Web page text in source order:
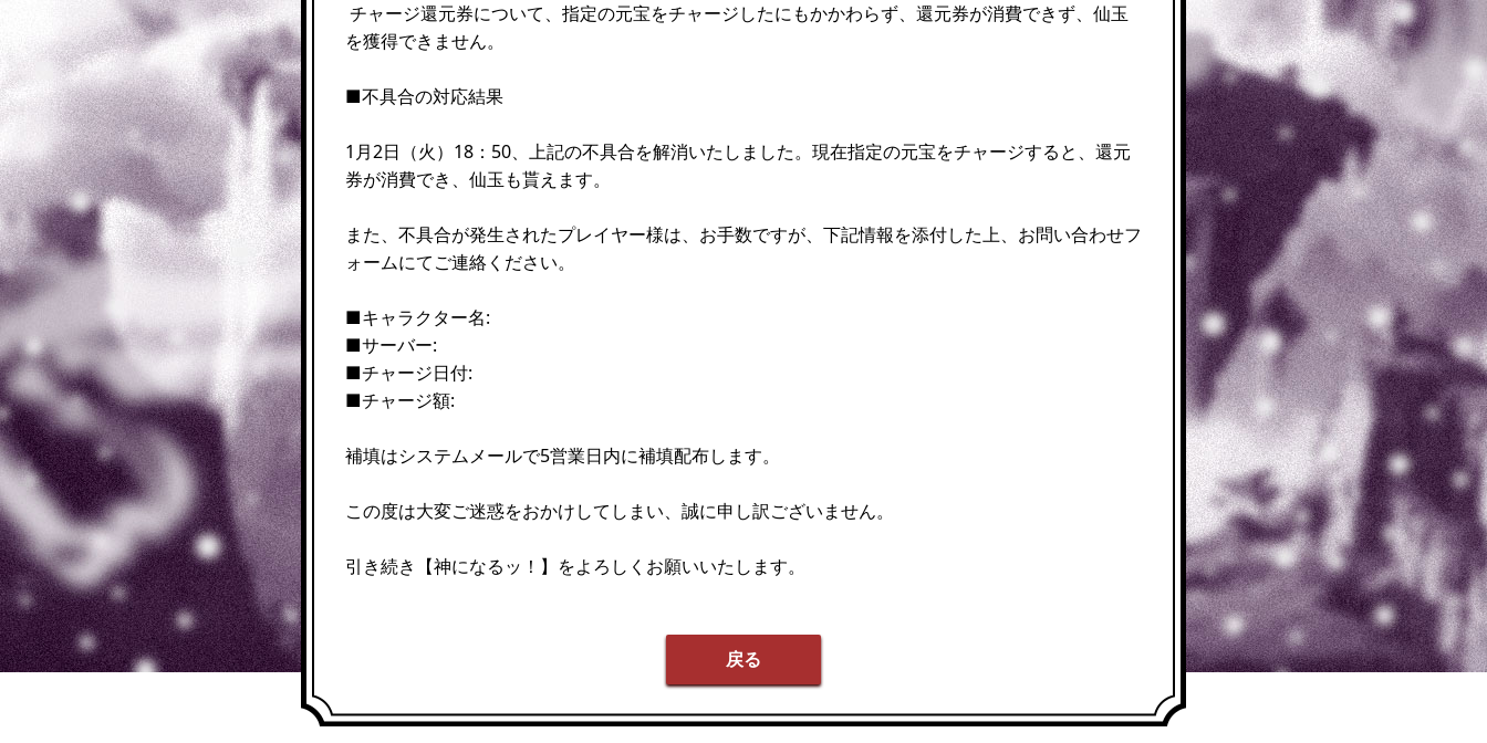
チャージ還元券について、指定の元宝をチャージしたにもかかわらず、還元券が消費できず、仙玉
を獲得できません。
■不具合の対応結果
1月2日（火）18：50、上記の不具合を解消いたしました。現在指定の元宝をチャージすると、還元
券が消費でき、仙玉も貰えます。
また、不具合が発生されたプレイヤー様は、お手数ですが、下記情報を添付した上、お問い合わせフ
ォームにてご連絡ください。
■キャラクター名:
■サーバー:
■チャージ日付:
■チャージ額:
補填はシステムメールで5営業日内に補填配布します。
この度は大変ご迷惑をおかけしてしまい、誠に申し訳ございません。
引き続き【神になるッ！】をよろしくお願いいたします。
戻る